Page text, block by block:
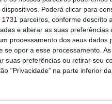
Poderá clicar para
parceiros, conforme descrito
e alterar as suas preferências
processamento dos seus dados
opor a esse processamento.
suas preferências ou retirar seu
"Privacidade" na parte inferior da